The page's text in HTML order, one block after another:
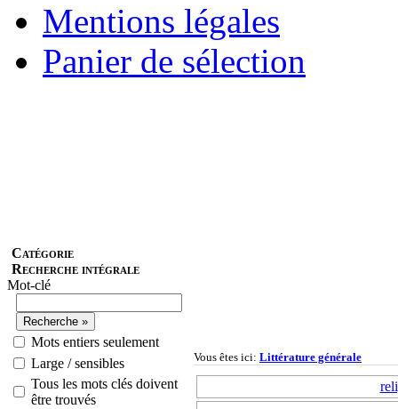
Mentions légales
Panier de sélection
Catégorie
Recherche intégrale
Mot-clé
Mots entiers seulement
Large / sensibles
Tous les mots clés doivent
être trouvés
Vous êtes ici: Littérature générale